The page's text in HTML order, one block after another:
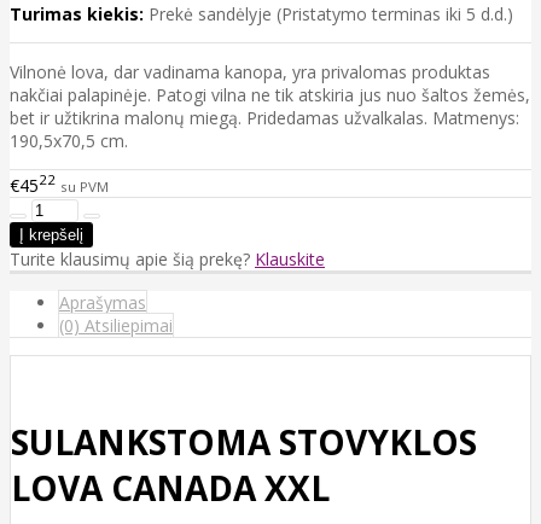
Turimas kiekis: Prekė sandėlyje (Pristatymo terminas iki 5 d.d.)
Vilnonė lova, dar vadinama kanopa, yra privalomas produktas
nakčiai palapinėje. Patogi vilna ne tik atskiria jus nuo šaltos žemės,
bet ir užtikrina malonų miegą. Pridedamas užvalkalas. Matmenys:
190,5x70,5 cm.
€4522 su PVM
Turite klausimų apie šią prekę? Klauskite
Aprašymas
(0) Atsiliepimai
SULANKSTOMA STOVYKLOS
LOVA CANADA XXL